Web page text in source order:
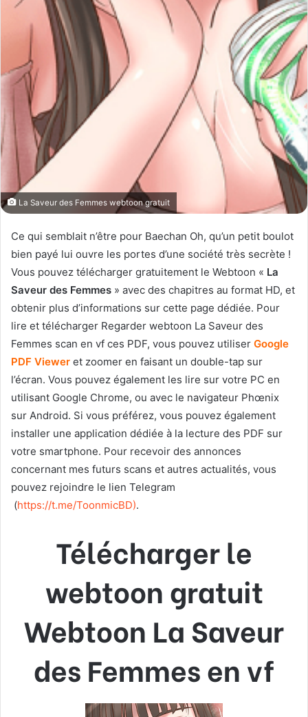
La Saveur des Femmes webtoon gratuit
Ce qui semblait n’être pour Baechan Oh, qu’un petit boulot
bien payé lui ouvre les portes d’une société très secrète !
Vous pouvez télécharger gratuitement le Webtoon « La
Saveur des Femmes » avec des chapitres au format HD, et
obtenir plus d’informations sur cette page dédiée. Pour
lire et télécharger Regarder webtoon La Saveur des
Femmes scan en vf ces PDF, vous pouvez utiliser Google
PDF Viewer et zoomer en faisant un double-tap sur
l’écran. Vous pouvez également les lire sur votre PC en
utilisant Google Chrome, ou avec le navigateur Phœnix
sur Android. Si vous préférez, vous pouvez également
installer une application dédiée à la lecture des PDF sur
votre smartphone. Pour recevoir des annonces
concernant mes futurs scans et autres actualités, vous
pouvez rejoindre le lien Telegram
(https://t.me/ToonmicBD).
Télécharger le
webtoon gratuit
Webtoon La Saveur
des Femmes en vf